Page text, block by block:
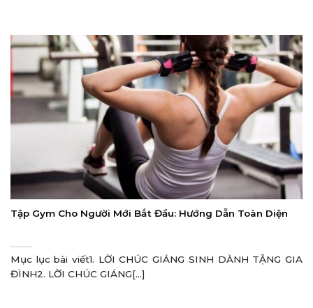
Tập Gym Cho Người Mới Bắt Đầu: Hướng Dẫn Toàn Diện
Mục lục bài viết1. LỜI CHÚC GIÁNG SINH DÀNH TẶNG GIA
ĐÌNH2. LỜI CHÚC GIÁNG[...]